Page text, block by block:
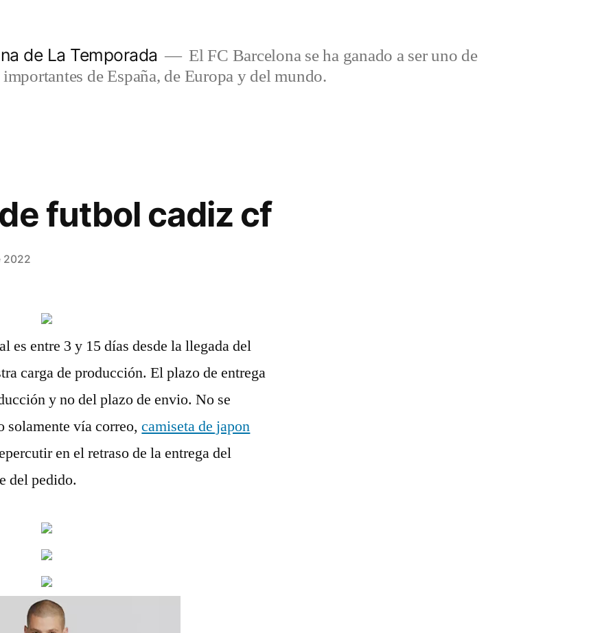
de La Temporada
El FC Barcelona se ha ganado a ser uno de
de España, de Europa y del mundo.
futbol cadiz cf
2022
es entre 3 y 15 días desde la llegada del
carga de producción. El plazo de entrega
y no del plazo de envio. No se
solamente vía correo,camiseta de japon
en el retraso de la entrega del
del pedido.